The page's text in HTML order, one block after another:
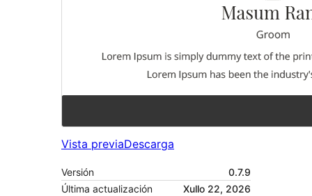
Vista previaDescarga
Versión
0.7.9
Última actualización
Xullo 22, 2026